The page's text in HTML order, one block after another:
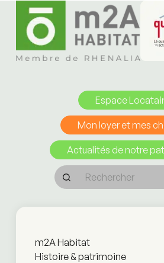
Espace
Mon loyer et mes
Actualités de notre
m2A Habitat
Histoire & patrimoine